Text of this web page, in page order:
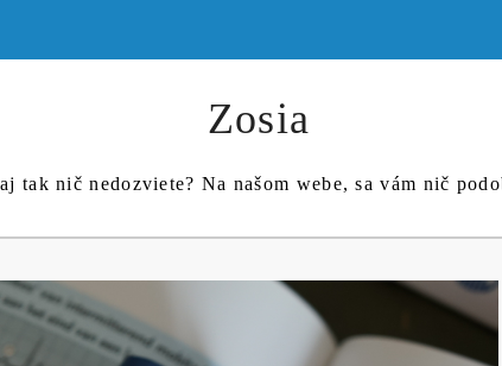
Zosia
nič nedozviete? Na našom webe, sa vám nič